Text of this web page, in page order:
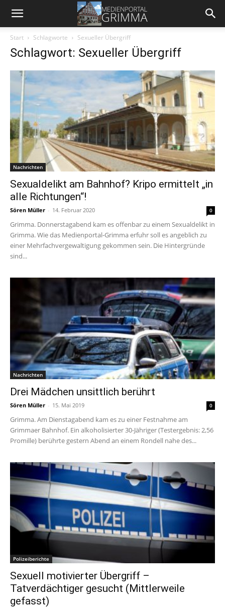
Start Schlagworte Sexueller Übergriff
Schlagwort: Sexueller Übergriff
Nachrichten
Sexualdelikt am Bahnhof? Kripo ermittelt „in
alle Richtungen“!
Sören Müller - 14. Februar 2020 0
Grimma. Donnerstagabend kam es offenbar zu einem Sexualdelikt in
Grimma. Wie das Medienportal-Grimma erfuhr soll es angeblich zu
einer Mehrfachvergewaltigung gekommen sein. Die Hintergründe
sind...
Nachrichten
Drei Mädchen unsittlich berührt
Sören Müller - 15. Mai 2019 0
Grimma. Am Dienstagabend kam es zu einer Festnahme am
Grimmaer Bahnhof. Ein alkoholisierter 30-Jähriger (Testergebnis: 2,56
Promille) berührte gestern Abend an einem Rondell nahe des...
Polizeiberichte
Sexuell motivierter Übergriff –
Tatverdächtiger gesucht (Mittlerweile
gefasst)